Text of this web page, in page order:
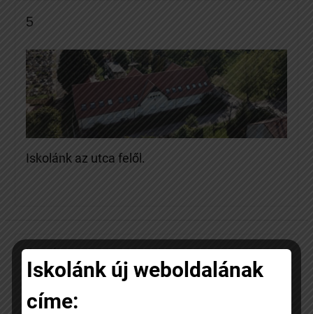
5
Iskolánk az utca felől.
Keresés
Keresés
Iskolánk új weboldalának
címe: